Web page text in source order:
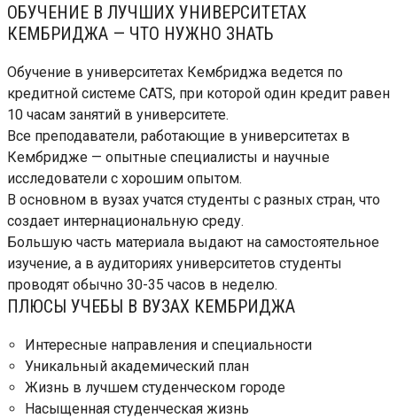
ОБУЧЕНИЕ В ЛУЧШИХ УНИВЕРСИТЕТАХ
КЕМБРИДЖА — ЧТО НУЖНО ЗНАТЬ
Обучение в университетах Кембриджа ведется по
кредитной системе CATS, при которой один кредит равен
10 часам занятий в университете.
Все преподаватели, работающие в университетах в
Кембридже — опытные специалисты и научные
исследователи с хорошим опытом.
В основном в вузах учатся студенты с разных стран, что
создает интернациональную среду.
Большую часть материала выдают на самостоятельное
изучение, а в аудиториях университетов студенты
проводят обычно 30-35 часов в неделю.
ПЛЮСЫ УЧЕБЫ В ВУЗАХ КЕМБРИДЖА
Интересные направления и специальности
Уникальный академический план
Жизнь в лучшем студенческом городе
Насыщенная студенческая жизнь